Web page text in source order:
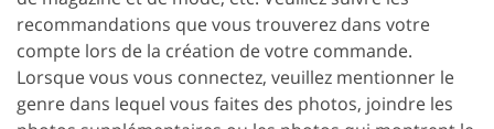
recommandations que vous trouverez dans votre
compte lors de la création de votre commande.
Lorsque vous vous connectez, veuillez mentionner le
genre dans lequel vous faites des photos, joindre les